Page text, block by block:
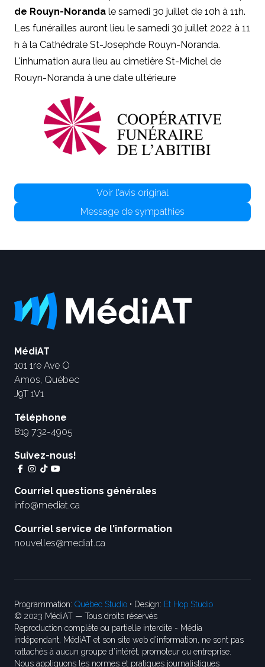
de Rouyn-Noranda le samedi 30 juillet de 10h à 11h.
Les funérailles auront lieu le samedi 30 juillet 2022 à 11
h à la Cathédrale St-Josephde Rouyn-Noranda.
L'inhumation aura lieu au cimetière St-Michel de
Rouyn-Noranda à une date ultérieure
Voir l'avis original
Message de sympathies
MédiAT
101 1re Ave O
Amos, Québec
J9T 1V1
Téléphone
819 732-4905
Suivez-nous!
Courriel questions générales
info@mediat.ca
Courriel service de l'information
nouvelles@mediat.ca
Programmation: Québec Studio • Design: Et Hop Studio
© 2023 MédiAT — Tous droits réservés
Reproduction complète ou partielle interdite - Média
indépendant, MédiAT et son site web d'information, ne sont pas
rattachés à aucun groupe d’intérêt, promoteur ou entreprise.
Nous appliquons les normes et pratiques journalistiques